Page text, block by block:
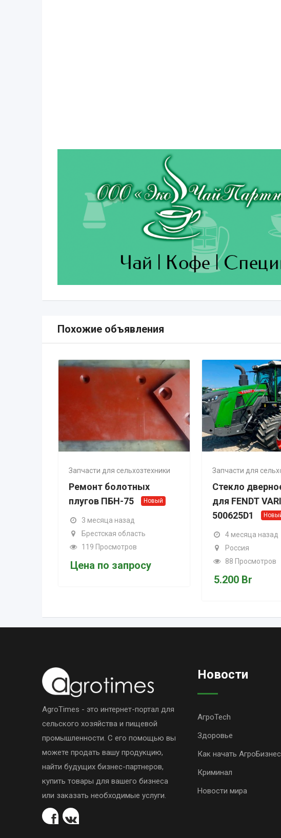
Похожие объявления
Запчасти для сельхозтехники
Ремонт болотных
плугов ПБН-75
Новый
3 месяца назад
Брестская область
119 Просмотров
Цена по запросу
Запчасти для сельхозтехники
Стекло дверное левое
для FENDT VARIO
500625D1
Новый
4 месяца назад
88 Просмотров
Br
AgroTimes - это интернет-портал для
сельского хозяйства и пищевой
промышленности. С его помощью вы
можете продать вашу продукцию,
найти будущих бизнес-партнеров,
купить товары для вашего бизнеса
или заказать необходимые услуги.
Новости
АгроTech
Здоровье
Как начать АгроБизнес
Криминал
Новости мира